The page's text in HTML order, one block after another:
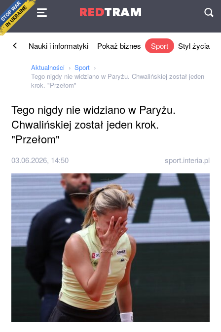
REDTRAM
Umowa
Nauki i informatyki Pokaż biznes Sport Styl życia
Aktualności
Sport
Tego nigdy nie widziano w Paryżu. Chwalińskiej został jeden
krok. "Przełom"
Tego nigdy nie widziano w Paryżu.
Chwalińskiej został jeden krok.
"Przełom"
03.06.2026, 14:50 sport.interia.pl